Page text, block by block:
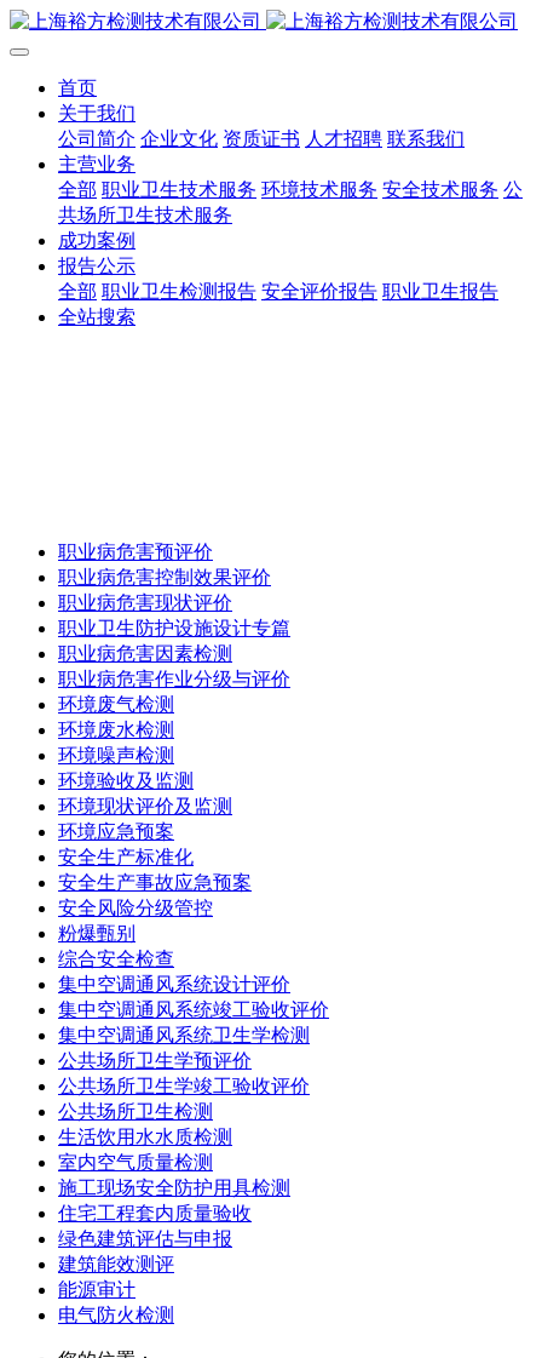
首页
关于我们
公司简介 企业文化 资质证书 人才招聘 联系我们
主营业务
全部 职业卫生技术服务 环境技术服务 安全技术服务 公
共场所卫生技术服务
成功案例
报告公示
全部 职业卫生检测报告 安全评价报告 职业卫生报告
全站搜索
职业病危害预评价
职业病危害控制效果评价
职业病危害现状评价
职业卫生防护设施设计专篇
职业病危害因素检测
职业病危害作业分级与评价
环境废气检测
环境废水检测
环境噪声检测
环境验收及监测
环境现状评价及监测
环境应急预案
安全生产标准化
安全生产事故应急预案
安全风险分级管控
粉爆甄别
综合安全检查
集中空调通风系统设计评价
集中空调通风系统竣工验收评价
集中空调通风系统卫生学检测
公共场所卫生学预评价
公共场所卫生学竣工验收评价
公共场所卫生检测
生活饮用水水质检测
室内空气质量检测
施工现场安全防护用具检测
住宅工程套内质量验收
绿色建筑评估与申报
建筑能效测评
能源审计
电气防火检测